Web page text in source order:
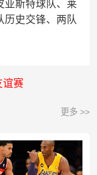
亚斯特球队、莱
历史交锋、两队
谊赛
更多 >>